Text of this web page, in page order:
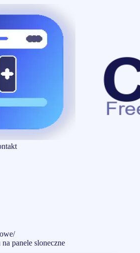
/
panele sloneczne